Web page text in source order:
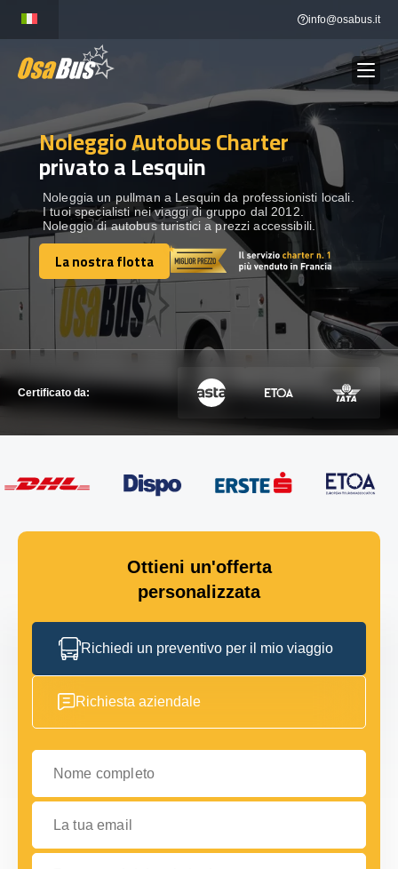
content
info@osabus.it
NOLEGGIO AUTOBUS Show dropdown
DESTINAZIONI Show dropdown
FLOTTA
METTITI IN CONTATTO
METTITI IN CONTATTO
Noleggio Autobus Charter
privato a Lesquin
Noleggia un pullman a Lesquin da professionisti locali.
I tuoi specialisti nei viaggi di gruppo dal 2012.
Noleggio di autobus turistici a prezzi accessibili.
La nostra flotta
La nostra flotta
Certificato da:
Ottieni un'offerta
personalizzata
Richiedi un preventivo per il mio viaggio
Richiesta aziendale
Nome completo
La tua email
Raccontaci dei tuoi piani